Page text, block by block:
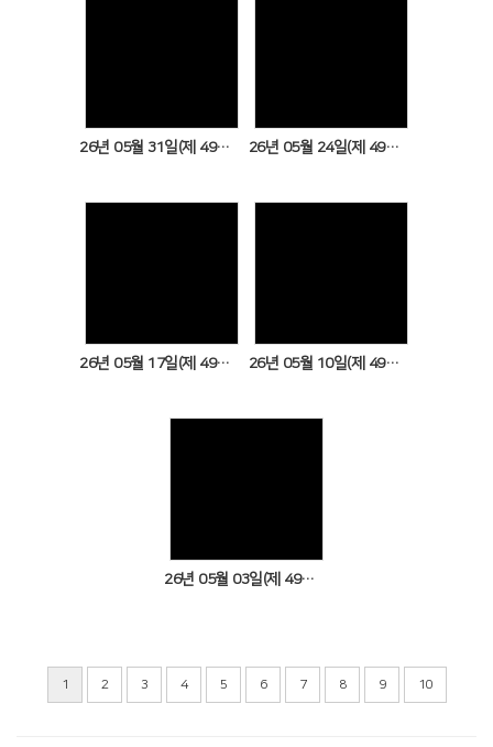
26년 05월 31일(제 49권 22호) 26년 05월 24일(제 49권 21호)
26년 05월 17일(제 49권 20호) 26년 05월 10일(제 49권 19호)
26년 05월 03일(제 49권 18호)
1 2 3 4 5 6 7 8 9 10